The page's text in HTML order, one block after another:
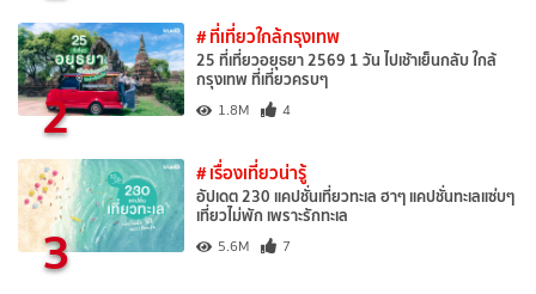
2
# ที่เที่ยวใกล้กรุงเทพ
25 ที่เที่ยวอยุธยา 2569 1 วัน ไปเช้าเย็นกลับ ใกล้
กรุงเทพ ที่เที่ยวครบๆ
1.8M 4
3
# เรื่องเที่ยวน่ารู้
อัปเดต 230 แคปชั่นเที่ยวทะเล ฮาๆ แคปชั่นทะเลแซ่บๆ
เที่ยวไม่พัก เพราะรักทะเล
5.6M 7